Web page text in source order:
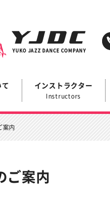
インストラクター
Instructors
案内
ご案内